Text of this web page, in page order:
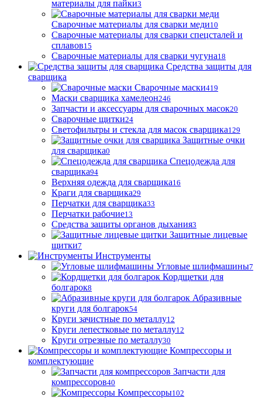
материалы для пайки3
Сварочные материалы для сварки меди10
Сварочные материалы для сварки спецсталей и
сплавов15
Сварочные материалы для сварки чугуна18
Средства защиты для
сварщика
Сварочные маски419
Маски сварщика хамелеон246
Запчасти и аксессуары для сварочных масок20
Сварочные щитки24
Светофильтры и стекла для масок сварщика129
Защитные очки
для сварщика0
Спецодежда для
сварщика94
Верхняя одежда для сварщика16
Краги для сварщика29
Перчатки для сварщика33
Перчатки рабочие13
Средства защиты органов дыхания3
Защитные лицевые
щитки7
Инструменты
Угловые шлифмашины7
Кордщетки для
болгарок8
Абразивные
круги для болгарок54
Круги зачистные по металлу12
Круги лепестковые по металлу12
Круги отрезные по металлу30
Компрессоры и
комплектующие
Запчасти для
компрессоров40
Компрессоры102